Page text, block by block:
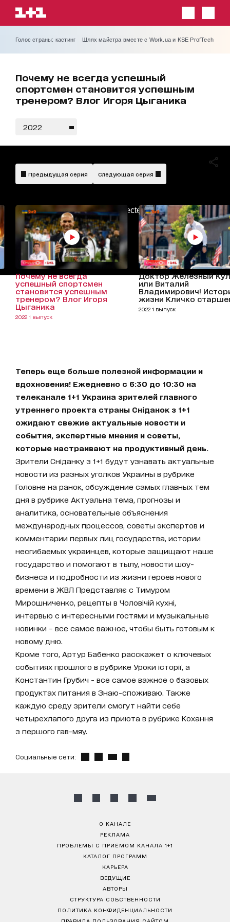
Голос страны: кастинг Шлях майстра вместе с Work.ua и KSE ProfTech
Почему не всегда успешный
спортсмен становится успешным
тренером? Влог Игоря Цыганика
2022
AdBlockDetected!
Предыдущая серия Следующая серия
Почему не всегда
успешный спортсмен
становится успешным
тренером? Влог Игоря
Цыганика
2022 1 выпуск
Доктор Железный
или Виталий
Владимирович!
жизни Кличко
2022 1 выпуск
Теперь еще больше полезной информации и
вдохновения! Ежедневно с 6:30 до 10:30 на
телеканале 1+1 Украина зрителей главного
утреннего проекта страны Сніданок з 1+1
ожидают свежие актуальные новости и
события, экспертные мнения и советы,
которые настраивают на продуктивный день.
Зрители Сніданку з 1+1 будут узнавать актуальные
новости из разных уголков Украины в рубрике
Головне на ранок, обсуждение самых главных тем
дня в рубрике Актуальна тема, прогнозы и
аналитика, основательные объяснения
международных процессов, советы экспертов и
комментарии первых лиц государства, истории
несгибаемых украинцев, которые защищают наше
государство и помогают в тылу, новости шоу-
бизнеса и подробности из жизни героев нового
времени в ЖВЛ Представляє с Тимуром
Мирошниченко, рецепты в Чоловічій кухні,
интервью с интересными гостями и музыкальные
новинки – все самое важное, чтобы быть готовым к
новому дню.
Кроме того, Артур Бабенко расскажет о ключевых
событиях прошлого в рубрике Уроки історії, а
Константин Грубич - все самое важное о базовых
продуктах питания в Знаю-споживаю. Также
каждую среду зрители смогут найти себе
четырехлапого друга из приюта в рубрике Кохання
з першого гав-мяу.
Социальные сети:
О КАНАЛЕ
РЕКЛАМА
ПРОБЛЕМЫ С ПРИЁМОМ КАНАЛА 1+1
КАТАЛОГ ПРОГРАММ
КАРЬЕРА
ВЕДУЩИЕ
АВТОРЫ
СТРУКТУРА СОБСТВЕННОСТИ
ПОЛИТИКА КОНФИДЕНЦИАЛЬНОСТИ
ПРАВИЛА ПОЛЬЗОВАНИЯ САЙТОМ